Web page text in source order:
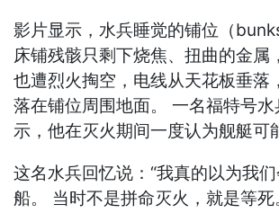
影片显示，水兵睡觉的铺位（
床铺残骸只剩下烧焦、扭曲的金属
也遭烈火掏空，电线从天花板垂落
落在铺位周围地面。 一名福特号
示，他在灭火期间一度认为舰艇可
这名水兵回忆说：“我真的以为我
船。 当时不是拼命灭火，就是等死